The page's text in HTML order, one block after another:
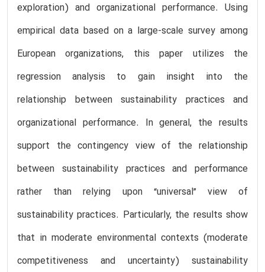
exploration) and organizational performance. Using
empirical data based on a large-scale survey among
European organizations, this paper utilizes the
regression analysis to gain insight into the
relationship between sustainability practices and
organizational performance. In general, the results
support the contingency view of the relationship
between sustainability practices and performance
rather than relying upon “universal” view of
sustainability practices. Particularly, the results show
that in moderate environmental contexts (moderate
competitiveness and uncertainty) sustainability